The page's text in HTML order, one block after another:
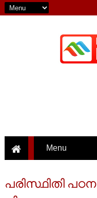
പരിസ്ഥിതി